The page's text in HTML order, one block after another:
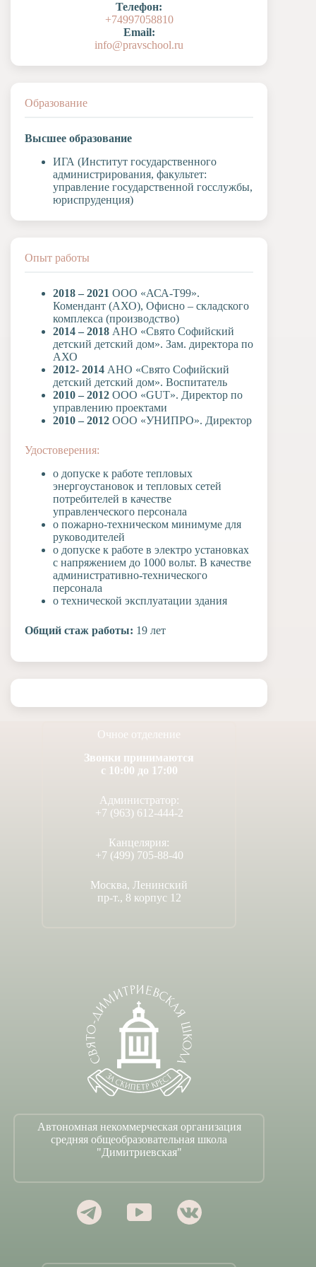
Художественная
Музыкальное
Телефон:
+74997058810
Email:
info@pravschool.ru
Образование
Высшее образование
ИГА (Институт государственного
администрирования, факультет:
управление государственной госслужбы,
юриспруденция)
Опыт работы
2018 – 2021 ООО «АСА-Т99».
Комендант (АХО), Офисно – складского
комплекса (производство)
2014 – 2018 АНО «Свято Софийский
детский детский дом». Зам. директора по
АХО
2012- 2014 АНО «Свято Софийский
детский детский дом». Воспитатель
2010 – 2012 ООО «GUT». Директор по
управлению проектами
2010 – 2012 ООО «УНИПРО». Директор
Удостоверения:
о допуске к работе тепловых
энергоустановок и тепловых сетей
потребителей в качестве
управленческого персонала
о пожарно-техническом минимуме для
руководителей
о допуске к работе в электро установках
с напряжением до 1000 вольт. В качестве
административно-технического
персонала
о технической эксплуатации здания
Общий стаж работы: 19 лет
Очное отделение
Звонки принимаются
с 10:00 до 17:00
Администратор:
+7 (963) 612-444-2
Канцелярия:
+7 (499) 705-88-40
Москва, Ленинский
пр-т., 8 корпус 12
Автономная некоммерческая организация
средняя общеобразовательная школа
"Димитриевская"